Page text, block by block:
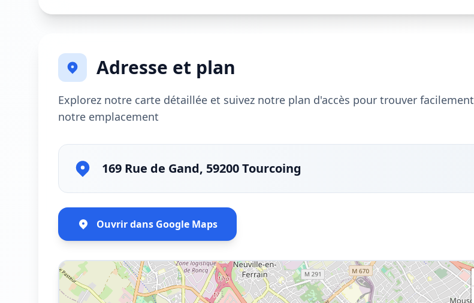
Adresse et plan
Explorez notre carte détaillée et suivez notre plan d'accès pour trouver facilement
notre emplacement
169 Rue de Gand, 59200 Tourcoing
Ouvrir dans Google Maps